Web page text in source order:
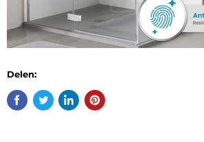
Delen: